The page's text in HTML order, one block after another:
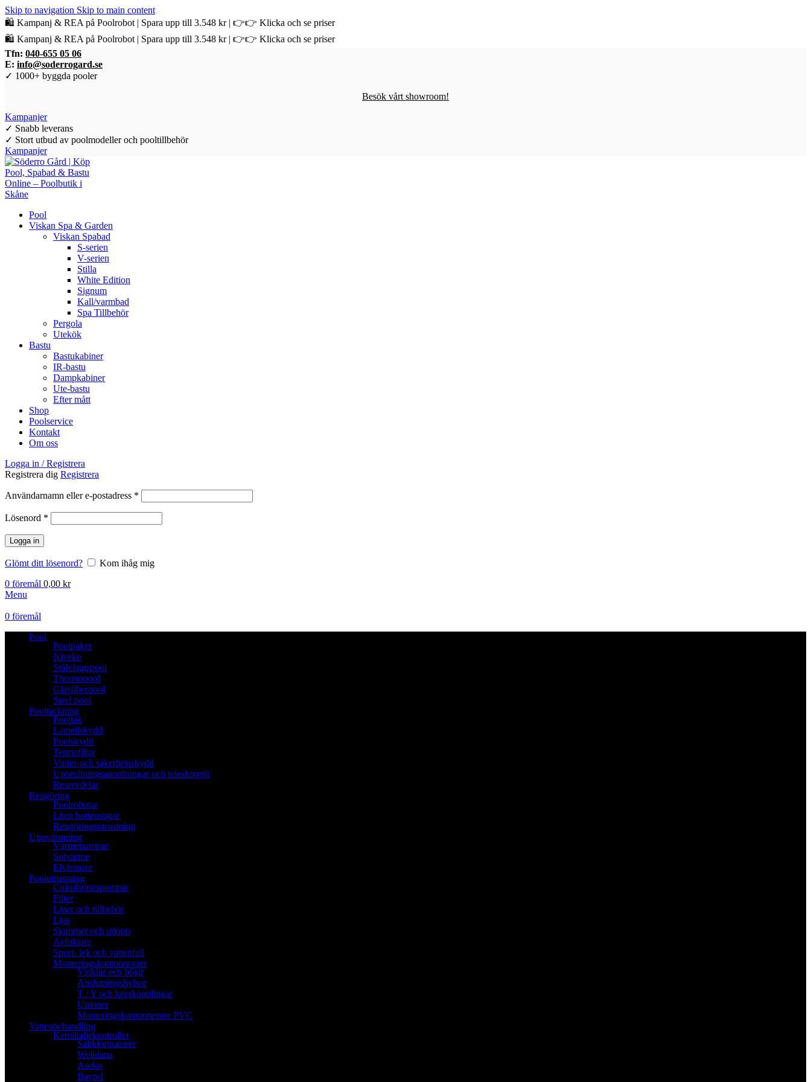
Skip to navigation Skip to main content
🛍️ Kampanj & REA på Poolrobot | Spara upp till 3.548 kr | 👉👉 Klicka och se priser
🛍️ Kampanj & REA på Poolrobot | Spara upp till 3.548 kr | 👉👉 Klicka och se priser
Tfn: 040-655 05 06
E: info@soderrogard.se
✓ 1000+ byggda pooler
Besök vårt showroom!
Kampanjer
✓ Snabb leverans
✓ Stort utbud av poolmodeller och pooltillbehör
Kampanjer
Pool
Viskan Spa & Garden
Viskan Spabad
S-serien
V-serien
Stilla
White Edition
Signum
Kall/varmbad
Spa Tillbehör
Pergola
Utekök
Bastu
Bastukabiner
IR-bastu
Dampkabiner
Ute-bastu
Efter mått
Shop
Poolservice
Kontakt
Om oss
Logga in / Registrera
Registrera dig Registrera
Användarnamn eller e-postadress *
Lösenord *
Logga in
Glömt ditt lösenord?
Kom ihåg mig
0 föremål 0,00 kr
Menu
0 föremål
Pool
Poolpaket
Niveko
Stålväggspool
Thermopool
Glasfiberpool
Steel pool
Pooltäckning
Pooltak
Lamellskydd
Poolskydd
Termofiltar
Vinter-och säkerhetsskydd
Upprullningsanordningar och teleskoprör
Reservdelar
Rengöring
Poolrobotar
Liten bottensugar
Rengöringsutrustning
Uppvärmning
Värmepumpar
Solvärme
Elvärmare
Poolutrustning
Cirkulationspumpar
Filter
Liner och tillbehör
Ljus
Skimmer och utlopp
Avfuktare
Sport- lek och vattenfall
Monteringskomponenter
Vinklar och böjar
Anslutningshylsor
T / Y och korskopplingar
Unioner
Monteringskomponenter PVC
Vattenbehandling
Kemikaliekontroller
Saltklorinatorer
Welldana
Aseko
Bayrol